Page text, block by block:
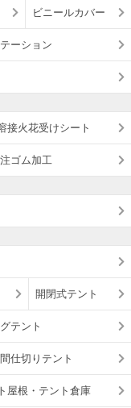
ビニールカバー
ーション
接火花受けシート
ゴム加工
開閉式テント
テント
仕切りテント
屋根・テント倉庫